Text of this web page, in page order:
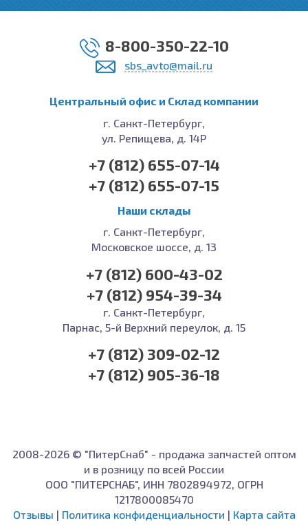
8-800-350-22-10
sbs_avto@mail.ru
Центральный офис и Cклад компании
г. Санкт-Петербург,
ул. Репищева, д. 14Р
+7 (812) 655-07-14
+7 (812) 655-07-15
Наши склады
г. Санкт-Петербург,
Московское шоссе, д. 13
+7 (812) 600-43-02
+7 (812) 954-39-34
г. Санкт-Петербург,
Парнас, 5-й Верхний переулок, д. 15
+7 (812) 309-02-12
+7 (812) 905-36-18
2008-2026 © "ПитерСнаб" - продажа запчастей оптом
и в розницу по всей России
ООО "ПИТЕРСНАБ", ИНН 7802894972, ОГРН
1217800085470
Отзывы | Политика конфиденциальности | Карта сайта